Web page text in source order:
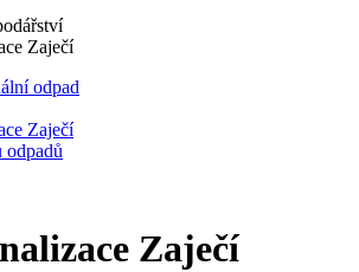
Zaječí
odpad
Zaječí
odpadů
Zaječí